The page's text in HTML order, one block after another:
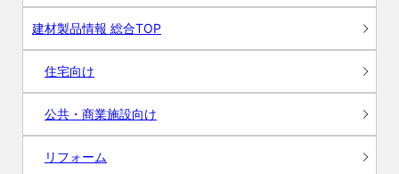
建材製品情報 総合TOP
住宅向け
公共・商業施設向け
リフォーム